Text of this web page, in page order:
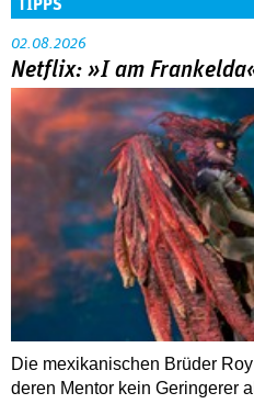
TIPPS
02.08.2026
Netflix: »I am
Die mexikanischen Brüder
deren Mentor kein Geringerer